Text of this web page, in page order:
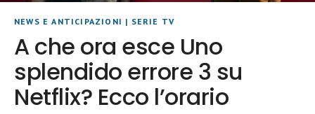
NEWS E ANTICIPAZIONI | SERIE TV
A che ora esce Uno
splendido errore 3 su
Netflix? Ecco l’orario